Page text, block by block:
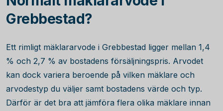
Grebbestad?
Ett rimligt mäklararvode i Grebbestad ligger mellan 1,4
% och 2,7 % av bostadens försäljningspris. Arvodet
kan dock variera beroende på vilken mäklare och
arvodestyp du väljer samt bostadens värde och typ.
Därför är det bra att jämföra flera olika mäklare innan